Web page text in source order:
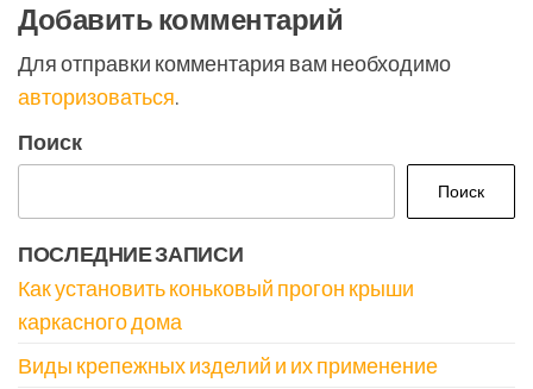
Добавить комментарий
Для отправки комментария вам необходимо
авторизоваться.
Поиск
Поиск
ПОСЛЕДНИЕ ЗАПИСИ
Как установить коньковый прогон крыши
каркасного дома
Виды крепежных изделий и их применение